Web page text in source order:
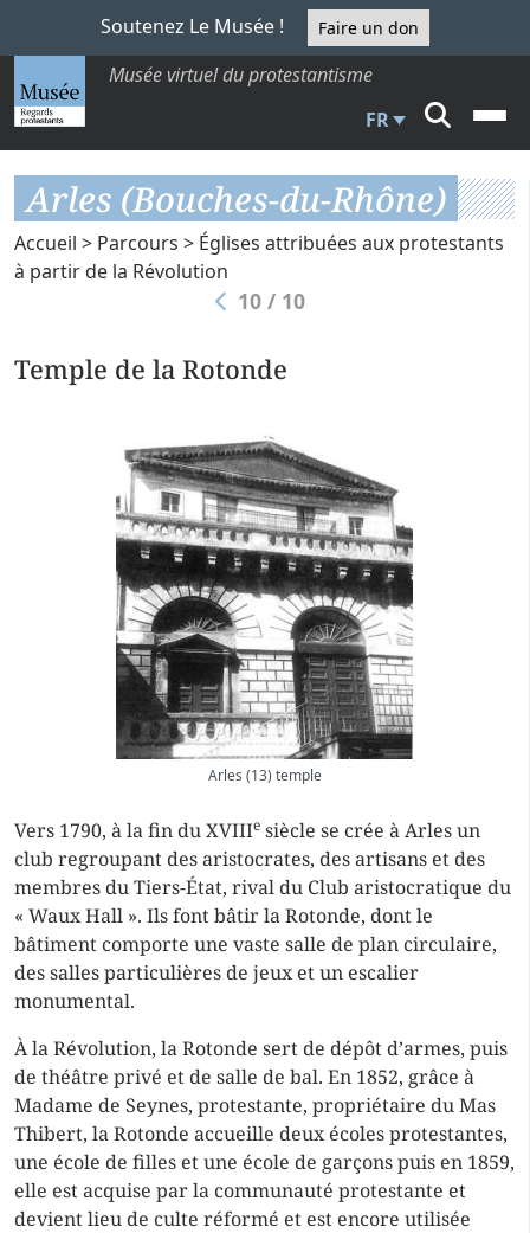
Soutenez Le Musée ! Faire un don
Musée virtuel du protestantisme
FR
Arles (Bouches-du-Rhône)
Accueil > Parcours > Églises attribuées aux protestants
à partir de la Révolution
10 / 10
Temple de la Rotonde
Arles (13) temple
Vers 1790, à la fin du XVIIIe siècle se crée à Arles un
club regroupant des aristocrates, des artisans et des
membres du Tiers-État, rival du Club aristocratique du
« Waux Hall ». Ils font bâtir la Rotonde, dont le
bâtiment comporte une vaste salle de plan circulaire,
des salles particulières de jeux et un escalier
monumental.
À la Révolution, la Rotonde sert de dépôt d’armes, puis
de théâtre privé et de salle de bal. En 1852, grâce à
Madame de Seynes, protestante, propriétaire du Mas
Thibert, la Rotonde accueille deux écoles protestantes,
une école de filles et une école de garçons puis en 1859,
elle est acquise par la communauté protestante et
devient lieu de culte réformé et est encore utilisée